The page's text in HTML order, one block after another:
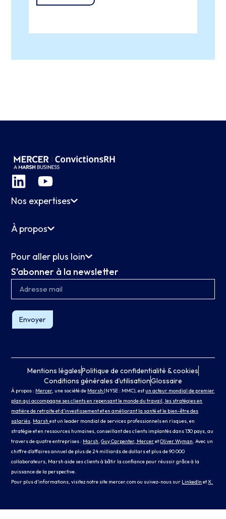
Nos expertises
À propos
Pour aller plus loin
S’abonner à la newsletter
Envoyer
Mentions légalesPolitique de confidentialité & cookies
Conditions générales d’utilisationGlossaire
À propos : Mercer, une société de Marsh(NYSE : MMC), estun acteur mondial de premier
plan qui accompagne ses clients en repensant le monde du travail, les stratégies en
matière de retraite et d’investissement et en améliorant la santé et le bien-être des
salariés. Marshest un leader mondial de services professionnels en risques, en
stratégie et en ressources humaines, conseillant des clients implantés dans 130 pays, au
travers de quatre entreprises : Marsh,Guy Carpenter, MerceretOliver Wyman. Avec un
chiffre d’affaires annuel de plus de 24 milliards de dollars et plus de 90 000
collaborateurs, Marsh aide ses clients à bâtir la confiance pour réussir grâce à la
puissance de la perspective.
Pour plus d’informations, visitez notre site mercer.com ou suivez-nous sur LinkedIn etX.